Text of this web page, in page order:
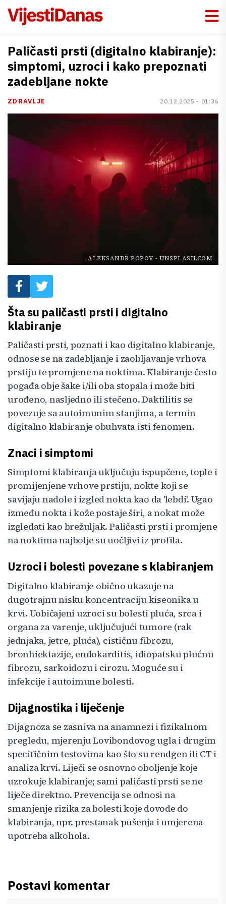
Paličasti prsti (digitalno klabiranje):
simptomi, uzroci i kako prepoznati
zadebljane nokte
ZDRAVLJE 20.12.2025 - 01:36
ALEKSANDR POPOV - UNSPLASH.COM
Šta su paličasti prsti i digitalno
klabiranje
Paličasti prsti, poznati i kao digitalno klabiranje,
odnose se na zadebljanje i zaobljavanje vrhova
prstiju te promjene na noktima. Klabiranje često
pogađa obje šake i/ili oba stopala i može biti
urođeno, nasljedno ili stečeno. Daktilitis se
povezuje sa autoimunim stanjima, a termin
digitalno klabiranje obuhvata isti fenomen.
Znaci i simptomi
Simptomi klabiranja uključuju ispupčene, tople i
promijenjene vrhove prstiju, nokte koji se
savijaju nadole i izgled nokta kao da 'lebdi'. Ugao
između nokta i kože postaje širi, a nokat može
izgledati kao brežuljak. Paličasti prsti i promjene
na noktima najbolje su uočljivi iz profila.
Uzroci i bolesti povezane s klabiranjem
Digitalno klabiranje obično ukazuje na
dugotrajnu nisku koncentraciju kiseonika u
krvi. Uobičajeni uzroci su bolesti pluća, srca i
organa za varenje, uključujući tumore (rak
jednjaka, jetre, pluća), cističnu fibrozu,
bronhiektazije, endokarditis, idiopatsku plućnu
fibrozu, sarkoidozu i cirozu. Moguće su i
infekcije i autoimune bolesti.
Dijagnostika i liječenje
Dijagnoza se zasniva na anamnezi i fizikalnom
pregledu, mjerenju Lovibondovog ugla i drugim
specifičnim testovima kao što su rendgen ili CT i
analiza krvi. Liječi se osnovno oboljenje koje
uzrokuje klabiranje; sami paličasti prsti se ne
liječe direktno. Prevencija se odnosi na
smanjenje rizika za bolesti koje dovode do
klabiranja, npr. prestanak pušenja i umjerena
upotreba alkohola.
Postavi komentar